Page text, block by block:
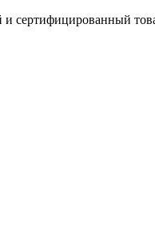
сертифицированный